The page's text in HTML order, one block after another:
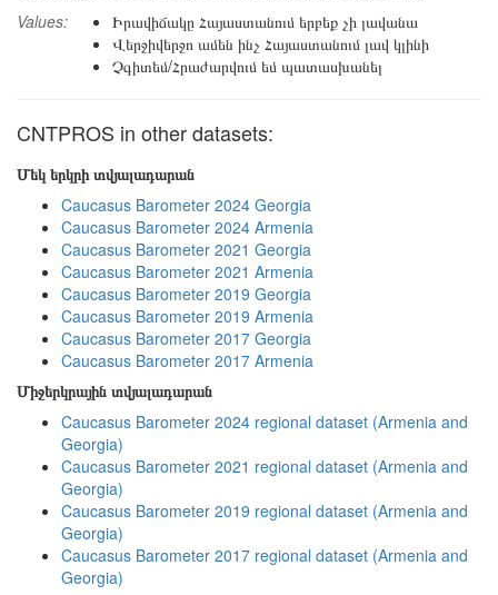
Values:
Իրավիճակը Հայաստանում երբեք չի լավանա
Վերջիվերջո ամեն ինչ Հայաստանում լավ կլինի
Չգիտեմ/Հրաժարվում եմ պատասխանել
CNTPROS in other datasets:
Մեկ երկրի տվյալադարան
Caucasus Barometer 2024 Georgia
Caucasus Barometer 2024 Armenia
Caucasus Barometer 2021 Georgia
Caucasus Barometer 2021 Armenia
Caucasus Barometer 2019 Georgia
Caucasus Barometer 2019 Armenia
Caucasus Barometer 2017 Georgia
Caucasus Barometer 2017 Armenia
Միջերկրային տվյալադարան
Caucasus Barometer 2024 regional dataset (Armenia and
Georgia)
Caucasus Barometer 2021 regional dataset (Armenia and
Georgia)
Caucasus Barometer 2019 regional dataset (Armenia and
Georgia)
Caucasus Barometer 2017 regional dataset (Armenia and
Georgia)